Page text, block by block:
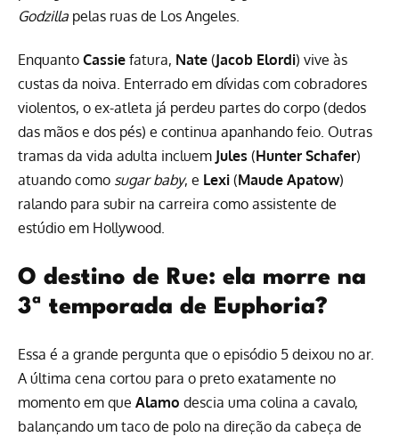
Godzilla pelas ruas de Los Angeles.
Enquanto Cassie fatura, Nate (Jacob Elordi) vive às
custas da noiva. Enterrado em dívidas com cobradores
violentos, o ex-atleta já perdeu partes do corpo (dedos
das mãos e dos pés) e continua apanhando feio. Outras
tramas da vida adulta incluem Jules (Hunter Schafer)
atuando como sugar baby, e Lexi (Maude Apatow)
ralando para subir na carreira como assistente de
estúdio em Hollywood.
O destino de Rue: ela morre na
3ª temporada de Euphoria?
Essa é a grande pergunta que o episódio 5 deixou no ar.
A última cena cortou para o preto exatamente no
momento em que Alamo descia uma colina a cavalo,
balançando um taco de polo na direção da cabeça de